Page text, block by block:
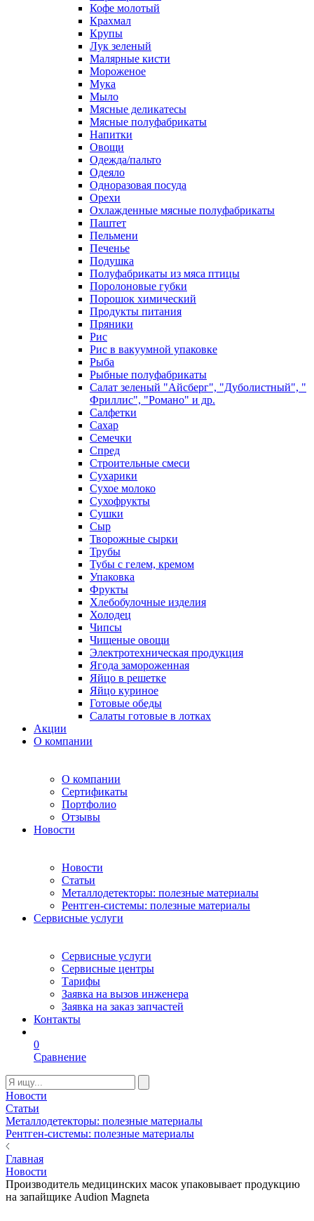
Кофе молотый
Крахмал
Крупы
Лук зеленый
Малярные кисти
Мороженое
Мука
Мыло
Мясные деликатесы
Мясные полуфабрикаты
Напитки
Овощи
Одежда/пальто
Одеяло
Одноразовая посуда
Орехи
Охлажденные мясные полуфабрикаты
Паштет
Пельмени
Печенье
Подушка
Полуфабрикаты из мяса птицы
Поролоновые губки
Порошок химический
Продукты питания
Пряники
Рис
Рис в вакуумной упаковке
Рыба
Рыбные полуфабрикаты
Салат зеленый "Айсберг", "Дуболистный", "
Фриллис", "Романо" и др.
Салфетки
Сахар
Семечки
Спред
Строительные смеси
Сухарики
Сухое молоко
Сухофрукты
Сушки
Сыр
Творожные сырки
Трубы
Тубы с гелем, кремом
Упаковка
Фрукты
Хлебобулочные изделия
Холодец
Чипсы
Чищеные овощи
Электротехническая продукция
Ягода замороженная
Яйцо в решетке
Яйцо куриное
Готовые обеды
Салаты готовые в лотках
Акции
О компании
О компании
Сертификаты
Портфолио
Отзывы
Новости
Новости
Статьи
Металлодетекторы: полезные материалы
Рентген-системы: полезные материалы
Сервисные услуги
Сервисные услуги
Сервисные центры
Тарифы
Заявка на вызов инженера
Заявка на заказ запчастей
Контакты
0
Сравнение
Новости
Статьи
Металлодетекторы: полезные материалы
Рентген-системы: полезные материалы
Главная
Новости
Производитель медицинских масок упаковывает продукцию
на запайщике Audion Magneta